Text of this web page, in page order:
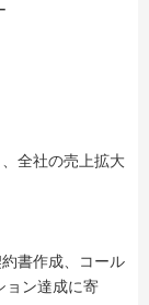
全社の売上拡大
書作成、コール
ョン達成に寄